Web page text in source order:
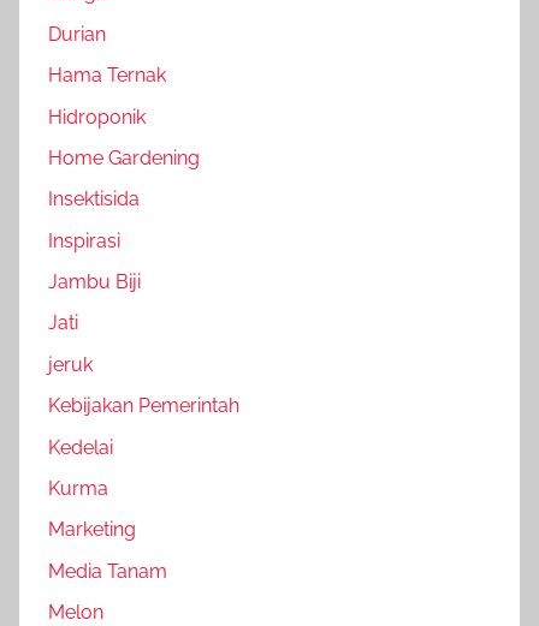
Durian
Hama Ternak
Hidroponik
Home Gardening
Insektisida
Inspirasi
Jambu Biji
Jati
jeruk
Kebijakan Pemerintah
Kedelai
Kurma
Marketing
Media Tanam
Melon